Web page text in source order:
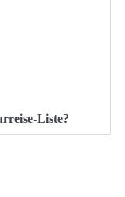
Liste?